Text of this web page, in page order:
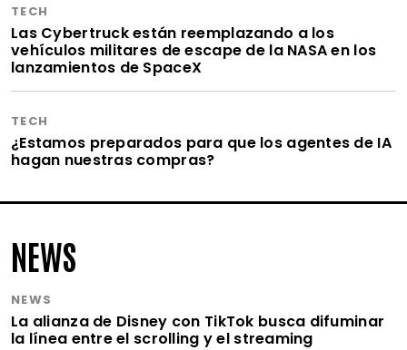
TECH
Las Cybertruck están reemplazando a los
vehículos militares de escape de la NASA en los
lanzamientos de SpaceX
TECH
¿Estamos preparados para que los agentes de IA
hagan nuestras compras?
NEWS
NEWS
La alianza de Disney con TikTok busca difuminar
la línea entre el scrolling y el streaming